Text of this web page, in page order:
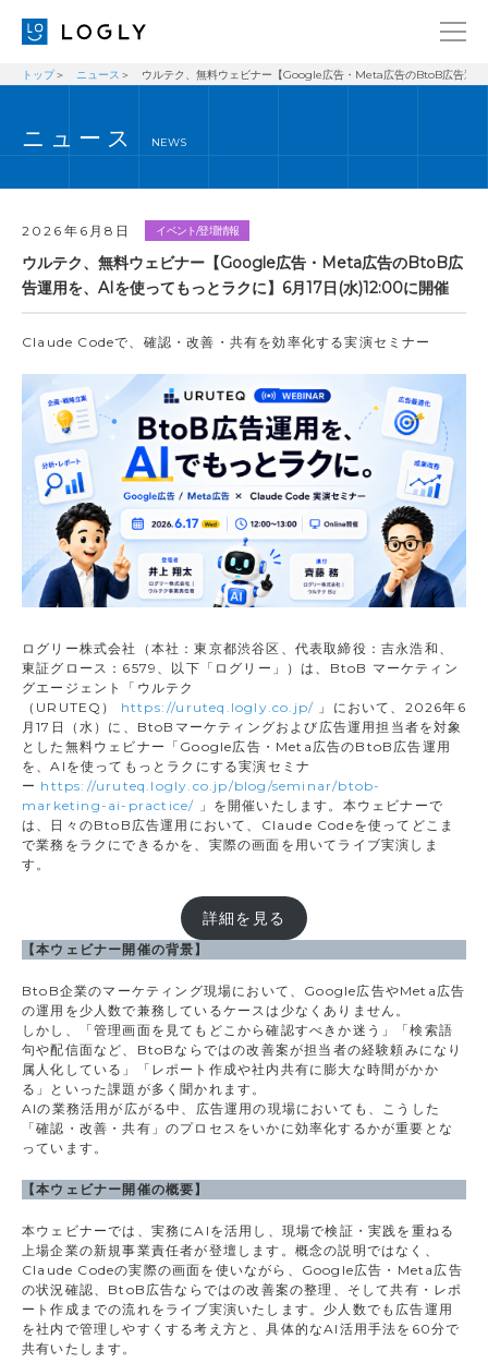
経営理念
ブログ
採用情報
IR
お問い合わせ
トップ ニュース ウルテク、無料ウェビナー【Google広告・Meta広告のBtoB広告運
ニュース NEWS
2026年6月8日 イベント/登壇情報
ウルテク、無料ウェビナー【Google広告・Meta広告のBtoB広
告運用を、AIを使ってもっとラクに】6月17日(水)12:00に開催
Claude Codeで、確認・改善・共有を効率化する実演セミナー
ログリー株式会社（本社：東京都渋谷区、代表取締役：吉永浩和、
東証グロース：6579、以下「ログリー」）は、BtoB マーケティン
グエージェント「ウルテク
（URUTEQ） https://uruteq.logly.co.jp/ 」において、2026年6
月17日（水）に、BtoBマーケティングおよび広告運用担当者を対象
とした無料ウェビナー「Google広告・Meta広告のBtoB広告運用
を、AIを使ってもっとラクにする実演セミナ
ー https://uruteq.logly.co.jp/blog/seminar/btob-
marketing-ai-practice/ 」を開催いたします。本ウェビナーで
は、日々のBtoB広告運用において、Claude Codeを使ってどこま
で業務をラクにできるかを、実際の画面を用いてライブ実演しま
す。
詳細を見る
【本ウェビナー開催の背景】
BtoB企業のマーケティング現場において、Google広告やMeta広告
の運用を少人数で兼務しているケースは少なくありません。
しかし、「管理画面を見てもどこから確認すべきか迷う」「検索語
句や配信面など、BtoBならではの改善案が担当者の経験頼みになり
属人化している」「レポート作成や社内共有に膨大な時間がかか
る」といった課題が多く聞かれます。
AIの業務活用が広がる中、広告運用の現場においても、こうした
「確認・改善・共有」のプロセスをいかに効率化するかが重要とな
っています。
【本ウェビナー開催の概要】
本ウェビナーでは、実務にAIを活用し、現場で検証・実践を重ねる
上場企業の新規事業責任者が登壇します。概念の説明ではなく、
Claude Codeの実際の画面を使いながら、Google広告・Meta広告
の状況確認、BtoB広告ならではの改善案の整理、そして共有・レポ
ート作成までの流れをライブ実演いたします。少人数でも広告運用
を社内で管理しやすくする考え方と、具体的なAI活用手法を60分で
共有いたします。